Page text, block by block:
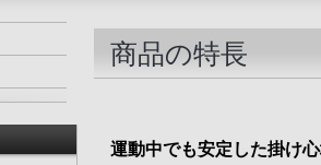
商品の特長
運動中でも安定した掛け